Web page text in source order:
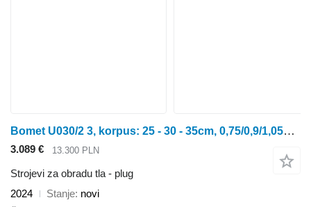
Bomet U030/2 3, korpus: 25 - 30 - 35cm, 0,75/0,9/1,05m jednobelkowy Li
3.089 € 13.300 PLN
Strojevi za obradu tla - plug
2024
Stanje novi